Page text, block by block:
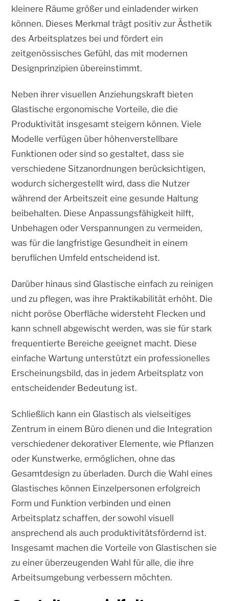
kleinere Räume größer und einladender wirken
können. Dieses Merkmal trägt positiv zur Ästhetik
des Arbeitsplatzes bei und fördert ein
zeitgenössisches Gefühl, das mit modernen
Designprinzipien übereinstimmt.
Neben ihrer visuellen Anziehungskraft bieten
Glastische ergonomische Vorteile, die die
Produktivität insgesamt steigern können. Viele
Modelle verfügen über höhenverstellbare
Funktionen oder sind so gestaltet, dass sie
verschiedene Sitzanordnungen berücksichtigen,
wodurch sichergestellt wird, dass die Nutzer
während der Arbeitszeit eine gesunde Haltung
beibehalten. Diese Anpassungsfähigkeit hilft,
Unbehagen oder Verspannungen zu vermeiden,
was für die langfristige Gesundheit in einem
beruflichen Umfeld entscheidend ist.
Darüber hinaus sind Glastische einfach zu reinigen
und zu pflegen, was ihre Praktikabilität erhöht. Die
nicht poröse Oberfläche widersteht Flecken und
kann schnell abgewischt werden, was sie für stark
frequentierte Bereiche geeignet macht. Diese
einfache Wartung unterstützt ein professionelles
Erscheinungsbild, das in jedem Arbeitsplatz von
entscheidender Bedeutung ist.
Schließlich kann ein Glastisch als vielseitiges
Zentrum in einem Büro dienen und die Integration
verschiedener dekorativer Elemente, wie Pflanzen
oder Kunstwerke, ermöglichen, ohne das
Gesamtdesign zu überladen. Durch die Wahl eines
Glastisches können Einzelpersonen erfolgreich
Form und Funktion verbinden und einen
Arbeitsplatz schaffen, der sowohl visuell
ansprechend als auch produktivitätsfördernd ist.
Insgesamt machen die Vorteile von Glastischen sie
zu einer überzeugenden Wahl für alle, die ihre
Arbeitsumgebung verbessern möchten.